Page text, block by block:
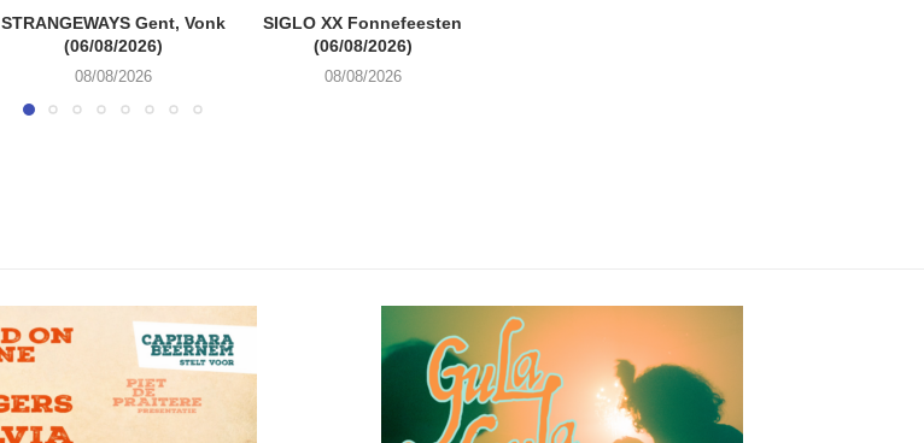
STRANGEWAYS Gent, Vonk
(06/08/2026)
08/08/2026
SIGLO XX Fonnefeesten
(06/08/2026)
08/08/2026